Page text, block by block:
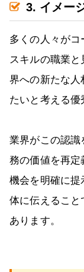
3. イメー
多くの人々が
スキルの職業
界への新たな人
たいと考える優
業界がこの認識
務の価値を再
機会を明確に提
体に伝えるこ
あります。